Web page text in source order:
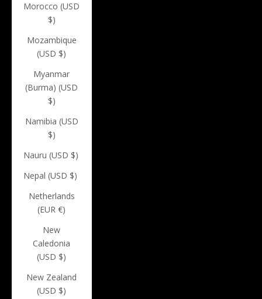
Morocco (USD
$)
Mozambique
(USD $)
Myanmar
(Burma) (USD
$)
Namibia (USD
$)
Nauru (USD $)
Nepal (USD $)
Netherlands
(EUR €)
New
Caledonia
(USD $)
New Zealand
(USD $)